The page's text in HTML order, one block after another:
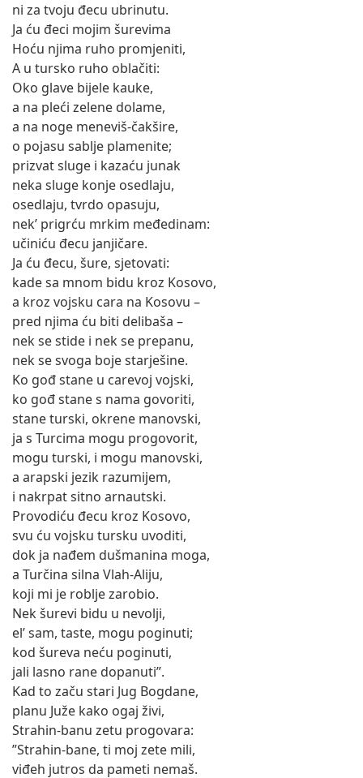
ni za tvoju đecu ubrinutu.
Ja ću đeci mojim šurevima
Hoću njima ruho promjeniti,
A u tursko ruho oblačiti:
Oko glave bijele kauke,
a na pleći zelene dolame,
a na noge meneviš-čakšire,
o pojasu sablje plamenite;
prizvat sluge i kazaću junak
neka sluge konje osedlaju,
osedlaju, tvrdo opasuju,
nek’ prigrću mrkim međedinam:
učiniću đecu janjičare.
Ja ću đecu, šure, sjetovati:
kade sa mnom bidu kroz Kosovo,
a kroz vojsku cara na Kosovu –
pred njima ću biti delibaša –
nek se stide i nek se prepanu,
nek se svoga boje starješine.
Ko gođ stane u carevoj vojski,
ko gođ stane s nama govoriti,
stane turski, okrene manovski,
ja s Turcima mogu progovorit,
mogu turski, i mogu manovski,
a arapski jezik razumijem,
i nakrpat sitno arnautski.
Provodiću đecu kroz Kosovo,
svu ću vojsku tursku uvoditi,
dok ja nađem dušmanina moga,
a Turčina silna Vlah-Aliju,
koji mi je roblje zarobio.
Nek šurevi bidu u nevolji,
el’ sam, taste, mogu poginuti;
kod šureva neću poginuti,
jali lasno rane dopanuti”.
Kad to začu stari Jug Bogdane,
planu Juže kako ogaj živi,
Strahin-banu zetu progovara:
”Strahin-bane, ti moj zete mili,
viđeh jutros da pameti nemaš.